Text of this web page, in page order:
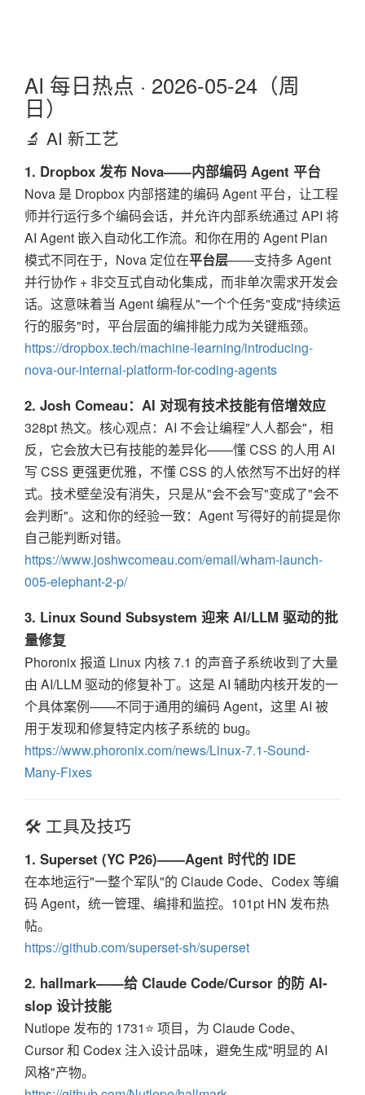
AI 每日热点 · 2026-05-24（周
日）
🔬 AI 新工艺
1. Dropbox 发布 Nova——内部编码 Agent 平台
Nova 是 Dropbox 内部搭建的编码 Agent 平台，让工程
师并行运行多个编码会话，并允许内部系统通过 API 将
AI Agent 嵌入自动化工作流。和你在用的 Agent Plan
模式不同在于，Nova 定位在平台层——支持多 Agent
并行协作 + 非交互式自动化集成，而非单次需求开发会
话。这意味着当 Agent 编程从"一个个任务"变成"持续运
行的服务"时，平台层面的编排能力成为关键瓶颈。
https://dropbox.tech/machine-learning/introducing-
nova-our-internal-platform-for-coding-agents
2. Josh Comeau：AI 对现有技术技能有倍增效应
328pt 热文。核心观点：AI 不会让编程"人人都会"，相
反，它会放大已有技能的差异化——懂 CSS 的人用 AI
写 CSS 更强更优雅，不懂 CSS 的人依然写不出好的样
式。技术壁垒没有消失，只是从"会不会写"变成了"会不
会判断"。这和你的经验一致：Agent 写得好的前提是你
自己能判断对错。
https://www.joshwcomeau.com/email/wham-launch-
005-elephant-2-p/
3. Linux Sound Subsystem 迎来 AI/LLM 驱动的批
量修复
Phoronix 报道 Linux 内核 7.1 的声音子系统收到了大量
由 AI/LLM 驱动的修复补丁。这是 AI 辅助内核开发的一
个具体案例——不同于通用的编码 Agent，这里 AI 被
用于发现和修复特定内核子系统的 bug。
https://www.phoronix.com/news/Linux-7.1-Sound-
Many-Fixes
🛠️ 工具及技巧
1. Superset (YC P26)——Agent 时代的 IDE
在本地运行"一整个军队"的 Claude Code、Codex 等编
码 Agent，统一管理、编排和监控。101pt HN 发布热
帖。
https://github.com/superset-sh/superset
2. hallmark——给 Claude Code/Cursor 的防 AI-
slop 设计技能
Nutlope 发布的 1731⭐ 项目，为 Claude Code、
Cursor 和 Codex 注入设计品味，避免生成"明显的 AI
风格"产物。